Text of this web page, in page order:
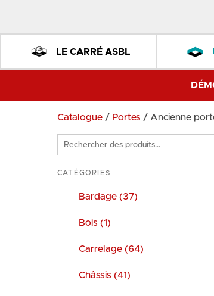
LE CARRÉ ASBL
Catalogue / Portes / Ancienne
Rechercher
des
produits
CATÉGORIES
Bardage (37)
Bois (1)
Carrelage (64)
Châssis (41)